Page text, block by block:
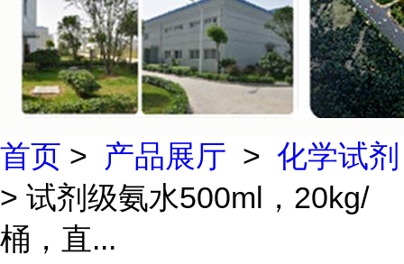
首页 > 产品展厅 > 化学试剂
> 试剂级氨水500ml，20kg/
桶，直...